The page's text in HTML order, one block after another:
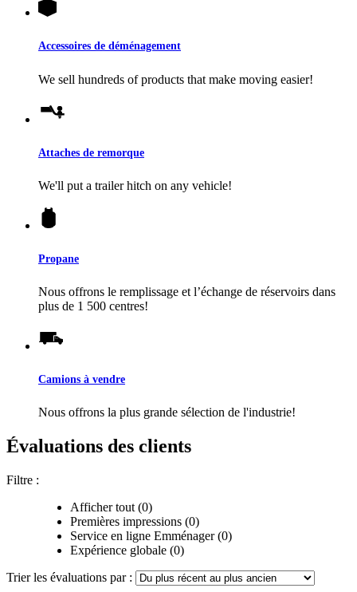
Accessoires de déménagement
We sell hundreds of products that make moving easier!
Attaches de remorque
We'll put a trailer hitch on any vehicle!
Propane
Nous offrons le remplissage et l’échange de réservoirs dans
plus de 1 500 centres!
Camions à vendre
Nous offrons la plus grande sélection de l'industrie!
Évaluations des clients
Filtre :
Afficher tout (0)
Premières impressions (0)
Service en ligne Emménager (0)
Expérience globale (0)
Trier les évaluations par :